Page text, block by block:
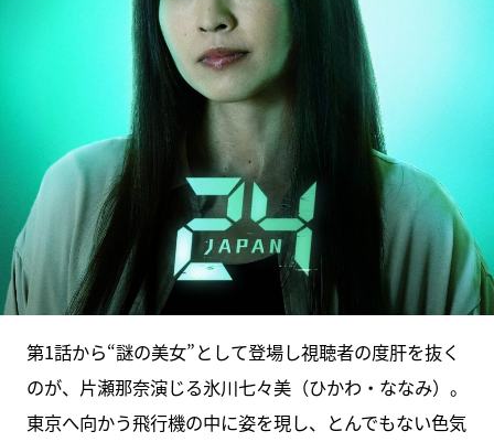
第1話から“謎の美女”として登場し視聴者の度肝を抜く
のが、片瀬那奈演じる氷川七々美（ひかわ・ななみ）。
東京へ向かう飛行機の中に姿を現し、とんでもない色気